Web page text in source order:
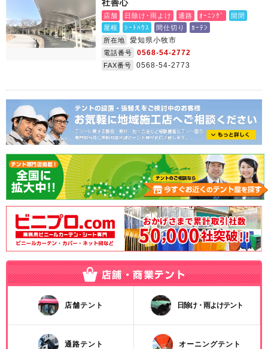
社善心
店舗 日除け･雨よけ 通路 ｵｰﾆﾝｸﾞ
開閉
屋根
ｼｰﾄﾊｳｽ 間仕切り
ｶｰﾃﾝ
所在地
愛知県小牧市
電話番号 0568-54-2772
FAX番号 0568-54-2773
店舗テント 日除け・雨よけテント
通路テント オーニングテント